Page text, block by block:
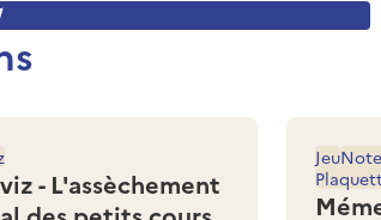
- L'assèchement
Jeu